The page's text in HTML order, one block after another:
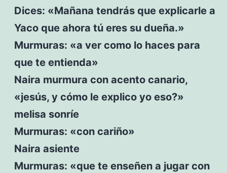
Dices: «Mañana tendrás que explicarle a
Yaco que ahora tú eres su dueña.»
Murmuras: «a ver como lo haces para
que te entienda»
Naira murmura con acento canario,
«jesús, y cómo le explico yo eso?»
melisa sonríe
Murmuras: «con cariño»
Naira asiente
Murmuras: «que te enseñen a jugar con